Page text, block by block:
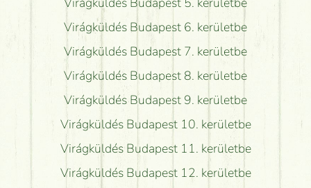
Virágküldés Budapest 6. kerületbe
Virágküldés Budapest 7. kerületbe
Virágküldés Budapest 8. kerületbe
Virágküldés Budapest 9. kerületbe
Virágküldés Budapest 10. kerületbe
Virágküldés Budapest 11. kerületbe
Virágküldés Budapest 12. kerületbe